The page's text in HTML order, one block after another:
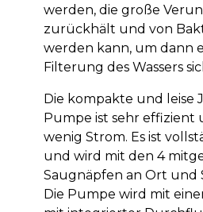
werden, die große
zurückhält und von
werden kann, um dann
Filterung des Wassers
Die kompakte und leise
Pumpe ist sehr effizient
wenig Strom. Es ist
und wird mit den 4
Saugnäpfen an Ort und
Die Pumpe wird mit